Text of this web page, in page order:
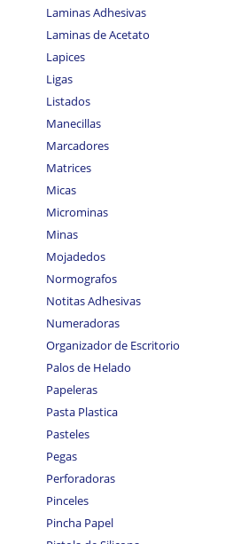
Laminas Adhesivas
Laminas de Acetato
Lapices
Ligas
Listados
Manecillas
Marcadores
Matrices
Micas
Microminas
Minas
Mojadedos
Normografos
Notitas Adhesivas
Numeradoras
Organizador de Escritorio
Palos de Helado
Papeleras
Pasta Plastica
Pasteles
Pegas
Perforadoras
Pinceles
Pincha Papel